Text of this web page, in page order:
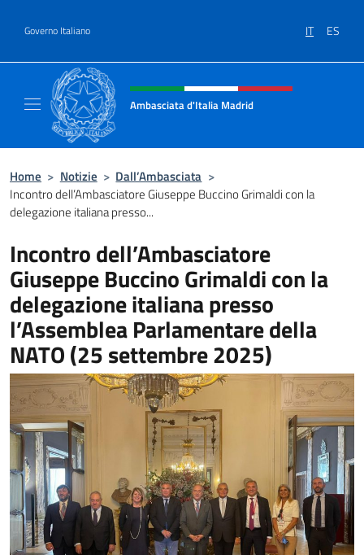
Governo Italiano IT ES
Intestazione sito, social e menù
Ambasciata d'Italia Madrid
Home > Notizie > Dall’Ambasciata >
Incontro dell’Ambasciatore Giuseppe Buccino Grimaldi con la
delegazione italiana presso...
Incontro dell’Ambasciatore
Giuseppe Buccino Grimaldi con la
delegazione italiana presso
l’Assemblea Parlamentare della
NATO (25 settembre 2025)